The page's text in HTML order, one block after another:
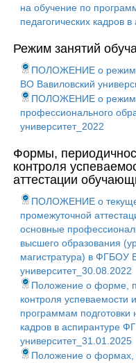
на обучение по
педагогических кадров
Режим занятий
ПОЛОЖЕНИЕ о
ВО Вавиловский
ПОЛОЖЕНИЕ о режиме
профессионального
университет_2022
Формы,
контроля
аттестации
ПОЛОЖЕНИЕ о
промежуточной
основные
высшего образования
магистратура) в ФГБОУ
университет_30.08.2022
Положение о форме,
контроля успеваемости
программам подготовки
кадров в аспирантуре
университет_31.01.2025
Положение о формах,